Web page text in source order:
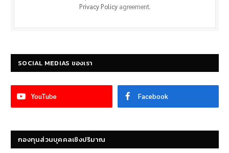
Privacy Policyagreement.
SOCIAL MEDIAS ของเรา
YouTube Facebook
กองทุนส่วนบุคคลเชิงปริมาณ